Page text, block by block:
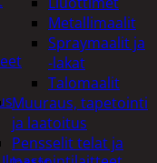
Metallimaalit
Spraymaalit ja
-lakat
Talomaalit
Muuraus, tapetointi
ja laatoitus
Pensselit telat ja